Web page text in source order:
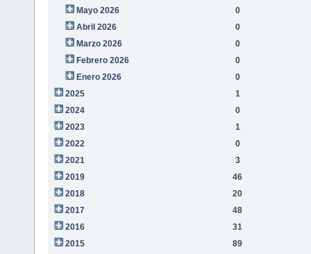
Mayo 2026
0
Abril 2026
0
Marzo 2026
0
Febrero 2026
0
Enero 2026
0
2025
1
2024
0
2023
1
2022
0
2021
3
2019
46
2018
20
2017
48
2016
31
2015
89